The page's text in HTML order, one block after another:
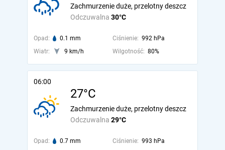
Odczuwalna 30°C
Zachmurzenie duże, przelotny deszcz
Opad: 0.1 mm Ciśnienie: 992 hPa
Wiatr:
9 km/h Wilgotność: 80%
06:00
27°C
Odczuwalna 29°C
Zachmurzenie duże, przelotny deszcz
Opad: 0.7 mm Ciśnienie: 993 hPa